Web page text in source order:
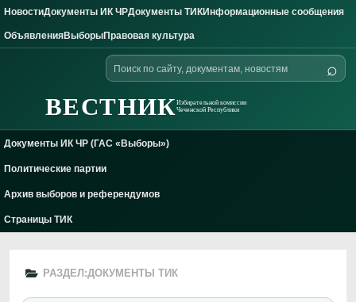
Skip to content
НовостиДокументы ИК ЧРДокументы ТИКИнформационные сообщения
ОбъявленияВыборыПравовая культура
ВЕСТНИКИзбирательной комиссии
Чеченской Республики
Поиск
по
⌕
Документы ИК ЧР (ГАС «Выборы»)
Политические партии
Архив выборов и референдумов
Страницы ТИК
РАЗДЕЛ:ДОКУМЕНТЫ ТИК